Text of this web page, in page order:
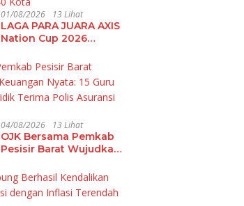
01/08/2026 13 Lihat
LAGA PARA JUARA AXIS
Nation Cup 2026
Perkuat Pembinaan
Talenta Futsal Pelajar di
40 Kota
04/08/2026 13 Lihat
OJK Bersama Pemkab
Pesisir Barat Wujudkan
15 Guru dan Tenaga
Pendidik Terima Polis
Asuransi Jiwa